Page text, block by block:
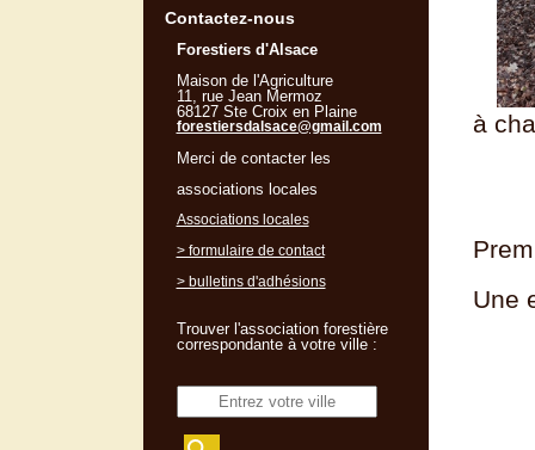
à
Une
Contactez-nous
Forestiers d'Alsace
Maison de l'Agriculture
11, rue Jean Mermoz
68127 Ste Croix en Plaine
forestiersdalsace@gmail.com
Merci de contacter les
associations locales
Associations locales
> formulaire de contact
> bulletins d'adhésions
Trouver l'association forestière
correspondante à votre ville :